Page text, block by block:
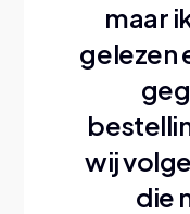
maar
gelezen
wij
die